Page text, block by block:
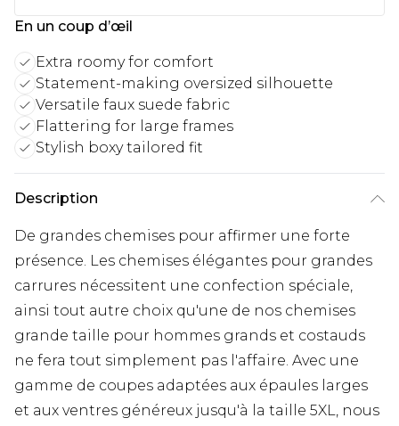
En un coup d’œil
Extra roomy for comfort
Statement-making oversized silhouette
Versatile faux suede fabric
Flattering for large frames
Stylish boxy tailored fit
Description
De grandes chemises pour affirmer une forte
présence. Les chemises élégantes pour grandes
carrures nécessitent une confection spéciale,
ainsi tout autre choix qu'une de nos chemises
grande taille pour hommes grands et costauds
ne fera tout simplement pas l'affaire. Avec une
gamme de coupes adaptées aux épaules larges
et aux ventres généreux jusqu'à la taille 5XL, nous